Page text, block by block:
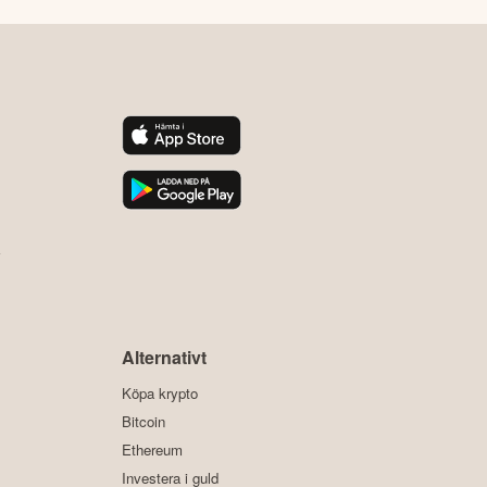
Alternativt
Köpa krypto
Bitcoin
Ethereum
Investera i guld